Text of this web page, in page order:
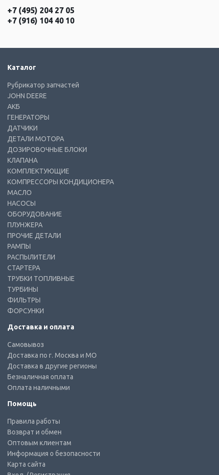
+7 (495) 204 27 05
+7 (916) 104 40 10
Каталог
Рубрикатор запчастей
JOHN DEERE
АКБ
ГЕНЕРАТОРЫ
ДАТЧИКИ
ДЕТАЛИ МОТОРА
ДОЗИРОВОЧНЫЕ БЛОКИ
КЛАПАНА
КОМПЛЕКТУЮЩИЕ
КОМПРЕССОРЫ КОНДИЦИОНЕРА
МАСЛО
НАСОСЫ
ОБОРУДОВАНИЕ
ПЛУНЖЕРА
ПРОЧИЕ ДЕТАЛИ
РАМПЫ
РАСПЫЛИТЕЛИ
СТАРТЕРА
ТРУБКИ ТОПЛИВНЫЕ
ТУРБИНЫ
ФИЛЬТРЫ
ФОРСУНКИ
Доставка и оплата
Самовывоз
Доставка по г. Москва и МО
Доставка в другие регионы
Безналичная оплата
Оплата наличными
Помощь
Правила работы
Возврат и обмен
Оптовым клиентам
Информация о безопасности
Карта сайта